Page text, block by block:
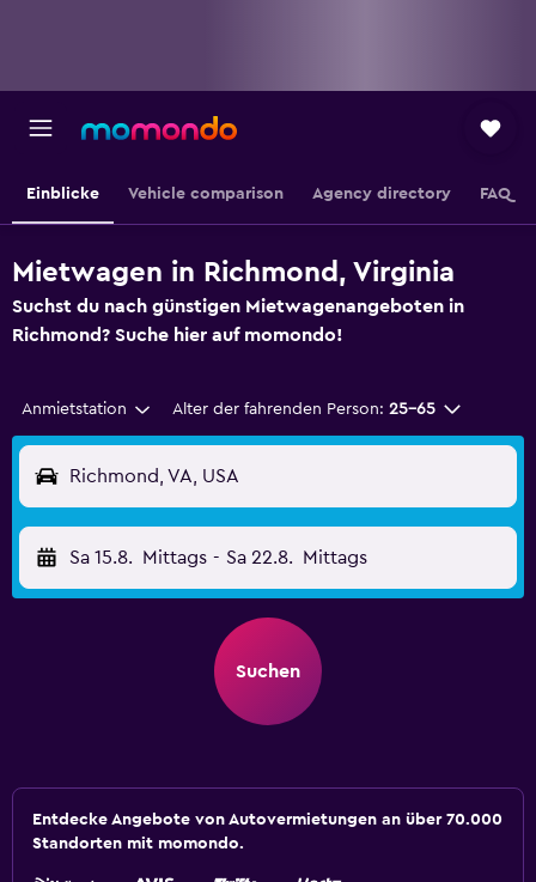
Einblicke Vehicle comparison Agency directory FAQ
Mietwagen in Richmond, Virginia
Suchst du nach günstigen Mietwagenangeboten in
Richmond? Suche hier auf momondo!
Anmietstation Alter der fahrenden Person: 25-65
Richmond, VA, USA
Sa 15.8. Mittags - Sa 22.8. Mittags
Suchen
Entdecke Angebote von Autovermietungen an über 70.000
Standorten mit momondo.